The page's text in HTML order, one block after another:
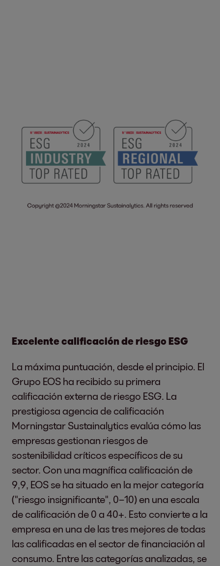
Excelente calificación de riesgo ESG
La máxima puntuación, desde el principio. El
Grupo EOS ha recibido su primera
calificación externa de riesgo ESG. La
prestigiosa agencia de calificación
Morningstar Sustainalytics evalúa cómo las
empresas gestionan riesgos de
sostenibilidad críticos específicos de su
sector. Con una magnífica calificación de
9,9, EOS se ha situado en la mejor categoría
("riesgo insignificante", 0–10) en una escala
de calificación de 0 a 40+. Esto convierte a la
empresa en una de las tres mejores de todas
las calificadas en el sector de financiación al
consumo. Entre las categorías analizadas, se